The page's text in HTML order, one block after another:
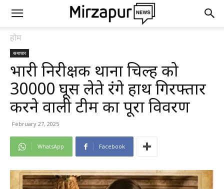
होम
समाचार
प्रभारी निरीक्षक थाना चिल्ह को
30000 घूस लेते रंगे हाथ गिरफ्तार
करने वाली टीम का पूरा विवरण
February 27, 2025
WhatsApp Facebook